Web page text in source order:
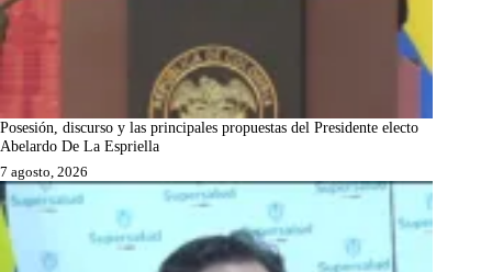
Posesión, discurso y las principales propuestas del Presidente electo
Abelardo De La Espriella
7 agosto, 2026